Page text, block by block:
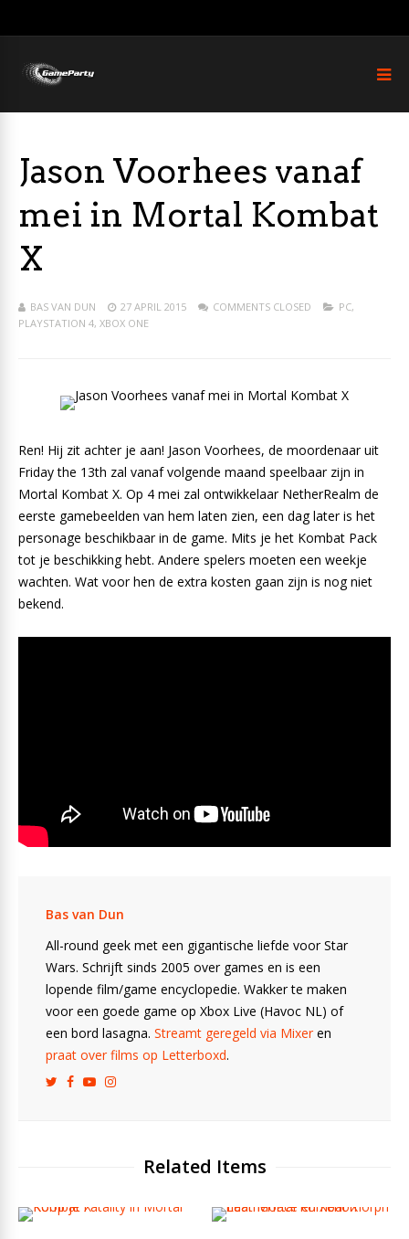
Jason Voorhees vanaf
mei in Mortal Kombat
X
BAS VAN DUN 27 APRIL 2015 COMMENTS CLOSED PC,
PLAYSTATION 4, XBOX ONE
Ren! Hij zit achter je aan! Jason Voorhees, de moordenaar uit
Friday the 13th zal vanaf volgende maand speelbaar zijn in
Mortal Kombat X. Op 4 mei zal ontwikkelaar NetherRealm de
eerste gamebeelden van hem laten zien, een dag later is het
personage beschikbaar in de game. Mits je het Kombat Pack
tot je beschikking hebt. Andere spelers moeten een weekje
wachten. Wat voor hen de extra kosten gaan zijn is nog niet
bekend.
Bas van Dun
All-round geek met een gigantische liefde voor Star
Wars. Schrijft sinds 2005 over games en is een
lopende film/game encyclopedie. Wakker te maken
voor een goede game op Xbox Live (Havoc NL) of
een bord lasagna. Streamt geregeld via Mixeren
praat over films op Letterboxd.
Related Items